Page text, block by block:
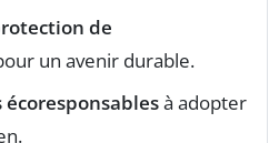
de
un avenir durable.
écoresponsablesà adopter